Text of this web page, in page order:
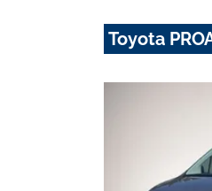
Toyota